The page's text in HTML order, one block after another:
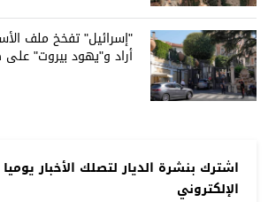
"إسرائيل" تفخخ ملف
أراد و"يهود بيروت" على
اشترك بنشرة الديار لتصلك الأخبار
الإلكتروني